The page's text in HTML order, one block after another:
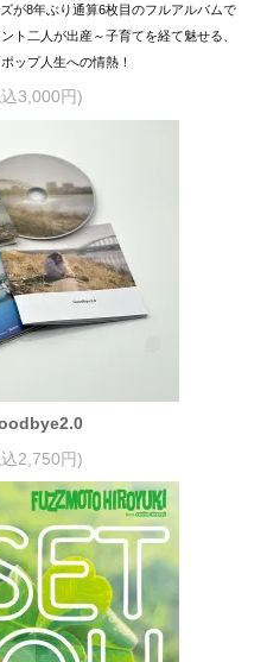
が8年ぶり通算6枚目のフルアルバムで
ト二人が出産～子育てを経て魅せる、
ップ人生への情熱！
3,000円)
2,750円)